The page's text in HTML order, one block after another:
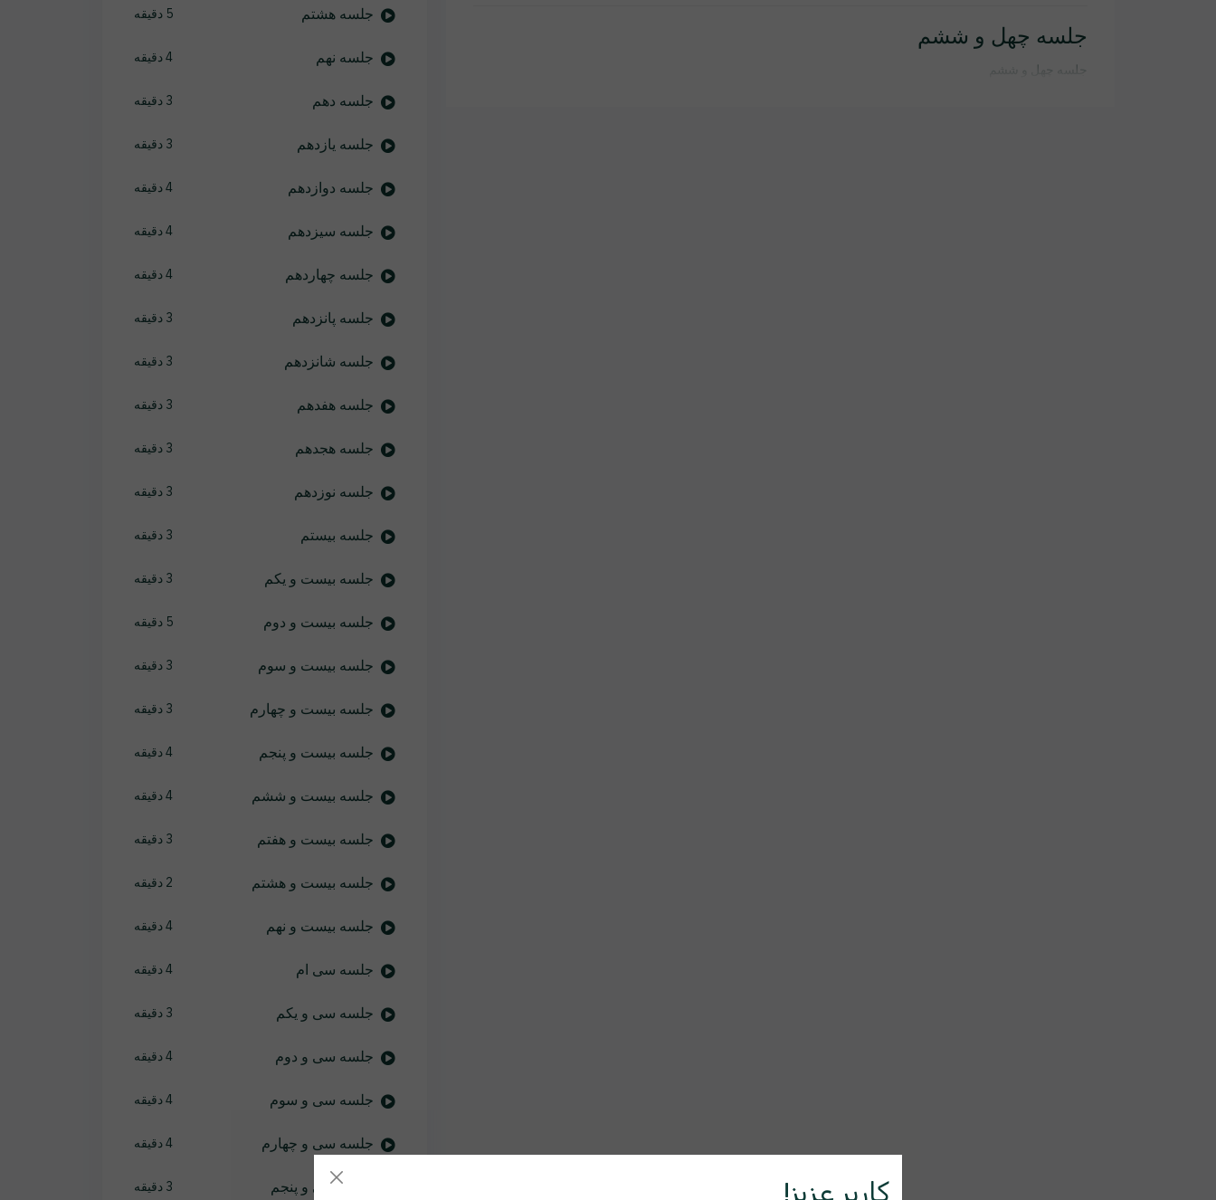
جلسه چهل و ششم
جلسه چهل و ششم
جلسه هشتم 5 دقیقه
جلسه نهم 4 دقیقه
جلسه دهم 3 دقیقه
جلسه یازدهم 3 دقیقه
جلسه دوازدهم 4 دقیقه
جلسه سیزدهم 4 دقیقه
جلسه چهاردهم 4 دقیقه
جلسه پانزدهم 3 دقیقه
جلسه شانزدهم 3 دقیقه
جلسه هفدهم 3 دقیقه
جلسه هجدهم 3 دقیقه
جلسه نوزدهم 3 دقیقه
جلسه بیستم 3 دقیقه
جلسه بیست و یکم 3 دقیقه
جلسه بیست و دوم 5 دقیقه
جلسه بیست و سوم 3 دقیقه
جلسه بیست و چهارم 3 دقیقه
جلسه بیست و پنجم 4 دقیقه
جلسه بیست و ششم 4 دقیقه
جلسه بیست و هفتم 3 دقیقه
جلسه بیست و هشتم 2 دقیقه
جلسه بیست و نهم 4 دقیقه
جلسه سی ام 4 دقیقه
جلسه سی و یکم 3 دقیقه
جلسه سی و دوم 4 دقیقه
جلسه سی و سوم 4 دقیقه
جلسه سی و چهارم 4 دقیقه
جلسه سی و پنجم 3 دقیقه کاربر عزیز!